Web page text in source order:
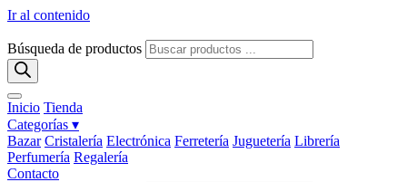
Ir al contenido
Búsqueda de productos
Inicio Tienda
Categorías ▾
Bazar Cristalería Electrónica Ferretería Juguetería Librería
Perfumería Regalería
Contacto